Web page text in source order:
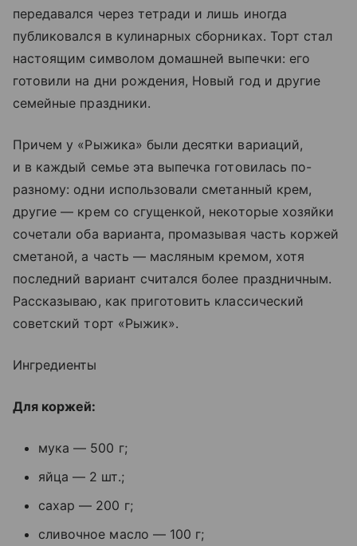
передавался через тетради и лишь иногда
публиковался в кулинарных сборниках. Торт стал
настоящим символом домашней выпечки: его
готовили на дни рождения, Новый год и другие
семейные праздники.
Причем у «Рыжика» были десятки вариаций,
и в каждый семье эта выпечка готовилась по-
разному: одни использовали сметанный крем,
другие — крем со сгущенкой, некоторые хозяйки
сочетали оба варианта, промазывая часть коржей
сметаной, а часть — масляным кремом, хотя
последний вариант считался более праздничным.
Рассказываю, как приготовить классический
советский торт «Рыжик».
Ингредиенты
Для коржей:
мука — 500 г;
яйца — 2 шт.;
сахар — 200 г;
сливочное масло — 100 г;